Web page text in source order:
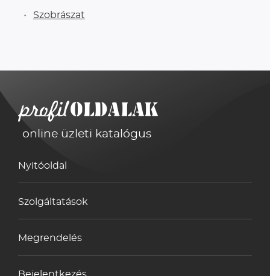
Szobrászat
online üzleti katalógus
Nyitóoldal
Szolgáltatások
Megrendelés